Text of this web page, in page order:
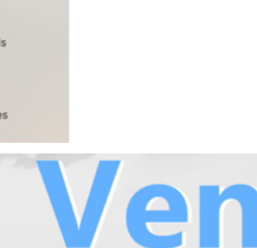
ะ Clean Install แต่ก็อาจจะไปพบว่าขั้น
ติดตั้ง macOS นั้นดูยุ่งยาก หรือ
จนกระทั่งผู้เขียนได้ไปพบวิธีใหม่ที่ค่อน
สร้างตัวติดตั้ง macOS ผ่าน USB ด้วย
ครับ ดาวน์โหลดและติดตั้ง Disk Drill 2.
ดไฟล์ติดตั้งโปรแกรม Disk Drill โดย
ตั้งได้เลย แต่ว่าหากท่านใช้ macOS
มารถเลือกโหลดเวอร์ชันเก่าของโปรแกรม
พที่เห็น 3. เปิดไฟล์ที่ดาวน์โหลดมา 4. ให้
แล้วลากเข้าไปที่ Applications 5.
ของ Disk Drill…
ago
1 อัน ติดตั้งได้หลาย OS พร้อม
บครัน ง่ายมากด้วย Ventoy